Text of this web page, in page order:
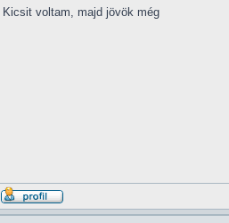
Kicsit voltam, majd jövök még